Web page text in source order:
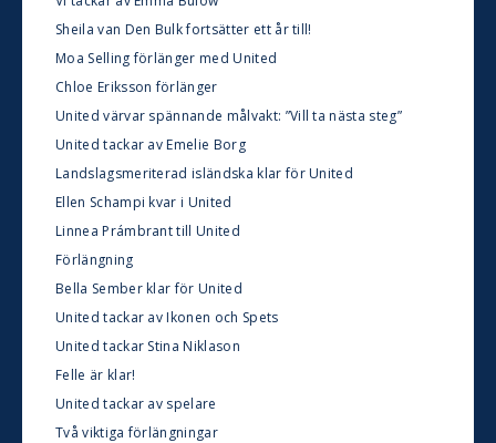
Sheila van Den Bulk fortsätter ett år till!
Moa Selling förlänger med United
Chloe Eriksson förlänger
United värvar spännande målvakt: ”Vill ta nästa steg”
United tackar av Emelie Borg
Landslagsmeriterad isländska klar för United
Ellen Schampi kvar i United
Linnea Prámbrant till United
Förlängning
Bella Sember klar för United
United tackar av Ikonen och Spets
United tackar Stina Niklason
Felle är klar!
United tackar av spelare
Två viktiga förlängningar